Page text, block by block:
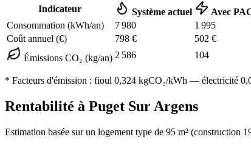
Indicateur Système actuel Avec
Consommation (kWh/an)
7 980 1 995
Coût annuel (€)
798 € 502 €
Émissions CO₂ (kg/an) 2 586 104
* Facteurs d'émission : fioul 0,324 kgCO₂/kWh — électricité
Rentabilité à Puget Sur Argens
Estimation basée sur un logement type de 95 m² (construction